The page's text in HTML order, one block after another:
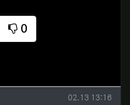
0
비추천
작성일
02.13 13:16